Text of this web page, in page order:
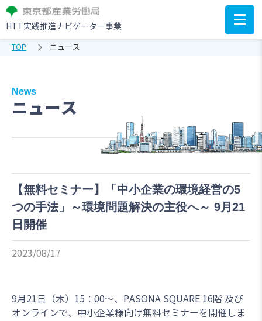
TOP ニュース
News
ニュース
HTT実践推進ナビゲーター事業
【無料セミナー】「中小企業の環境経営の5
つの手法」～環境問題解決の主役へ～ 9月21
日開催
2023/08/17
9月21日（木）15：00～、PASONA SQUARE 16階 及び
オンラインで、中小企業様向け無料セミナーを開催しま